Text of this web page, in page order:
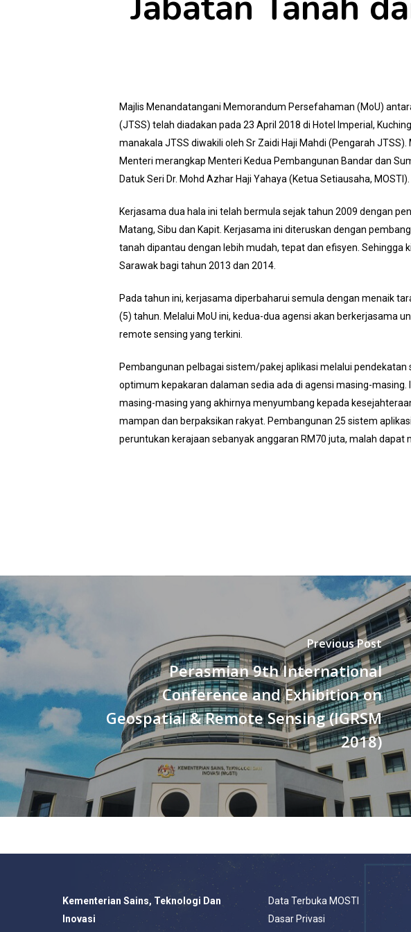
Majlis Menandatangani Memorandum Persefahaman (MoU)
(JTSS) telah diadakan pada 23 April 2018 di Hotel Imperial,
manakala JTSS diwakili oleh Sr Zaidi Haji Mahdi (Pengarah
Menteri merangkap Menteri Kedua Pembangunan Bandar dan
Datuk Seri Dr. Mohd Azhar Haji Yahaya (Ketua Setiausaha, MOSTI).
Kerjasama dua hala ini telah bermula sejak tahun 2009 dengan
Matang, Sibu dan Kapit. Kerjasama ini diteruskan dengan
tanah dipantau dengan lebih mudah, tepat dan efisyen.
Sarawak bagi tahun 2013 dan 2014.
Pada tahun ini, kerjasama diperbaharui semula dengan menaik
(5) tahun. Melalui MoU ini, kedua-dua agensi akan berkerjasama
remote sensing yang terkini.
Pembangunan pelbagai sistem/pakej aplikasi melalui
optimum kepakaran dalaman sedia ada di agensi masing-
masing-masing yang akhirnya menyumbang kepada
mampan dan berpaksikan rakyat. Pembangunan 25 sistem
peruntukan kerajaan sebanyak anggaran RM70 juta, malah
Previous Post
Perasmian 9th International
Conference and Exhibition on
Geospatial & Remote Sensing (IGRSM
2018)
Kementerian Sains, Teknologi Dan
Inovasi
Data Terbuka MOSTI
Dasar Privasi